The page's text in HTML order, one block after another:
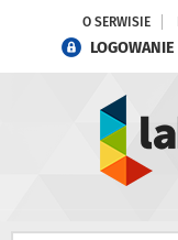
O SERWISIE
LOGOWANIE